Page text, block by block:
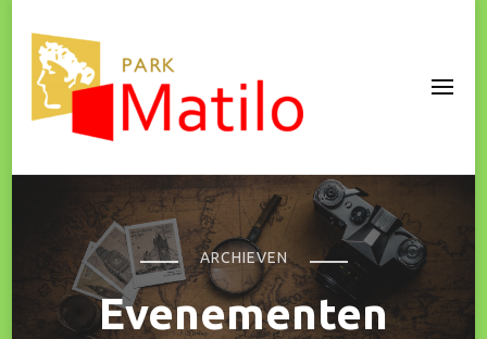
Park Matilo
ARCHIEVEN
Evenementen